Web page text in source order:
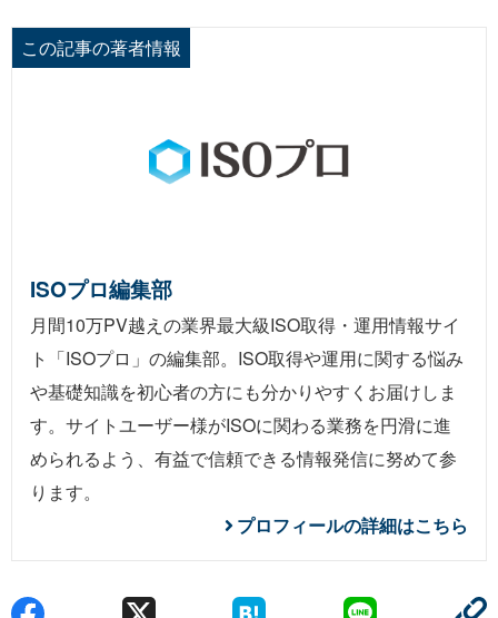
この記事の著者情報
ISOプロ編集部
月間10万PV越えの業界最大級ISO取得・運用情報サイ
ト「ISOプロ」の編集部。ISO取得や運用に関する悩み
や基礎知識を初心者の方にも分かりやすくお届けしま
す。サイトユーザー様がISOに関わる業務を円滑に進
められるよう、有益で信頼できる情報発信に努めて参
ります。
プロフィールの詳細はこちら